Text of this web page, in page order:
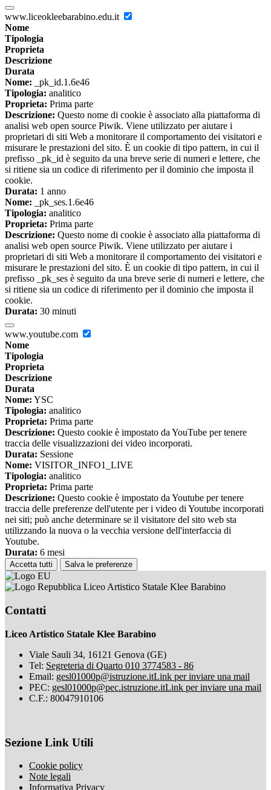
www.liceokleebarabino.edu.it
Nome
Tipologia
Proprieta
Descrizione
Durata
Nome: _pk_id.1.6e46
Tipologia: analitico
Proprieta: Prima parte
Descrizione: Questo nome di cookie è associato alla piattaforma di
analisi web open source Piwik. Viene utilizzato per aiutare i
proprietari di siti Web a monitorare il comportamento dei visitatori e
misurare le prestazioni del sito. È un cookie di tipo pattern, in cui il
prefisso _pk_id è seguito da una breve serie di numeri e lettere, che
si ritiene sia un codice di riferimento per il dominio che imposta il
cookie.
Durata: 1 anno
Nome: _pk_ses.1.6e46
Tipologia: analitico
Proprieta: Prima parte
Descrizione: Questo nome di cookie è associato alla piattaforma di
analisi web open source Piwik. Viene utilizzato per aiutare i
proprietari di siti Web a monitorare il comportamento dei visitatori e
misurare le prestazioni del sito. È un cookie di tipo pattern, in cui il
prefisso _pk_ses è seguito da una breve serie di numeri e lettere, che
si ritiene sia un codice di riferimento per il dominio che imposta il
cookie.
Durata: 30 minuti
www.youtube.com
Nome
Tipologia
Proprieta
Descrizione
Durata
Nome: YSC
Tipologia: analitico
Proprieta: Prima parte
Descrizione: Questo cookie è impostato da YouTube per tenere
traccia delle visualizzazioni dei video incorporati.
Durata: Sessione
Nome: VISITOR_INFO1_LIVE
Tipologia: analitico
Proprieta: Prima parte
Descrizione: Questo cookie è impostato da Youtube per tenere
traccia delle preferenze dell'utente per i video di Youtube incorporati
nei siti; può anche determinare se il visitatore del sito web sta
utilizzando la nuova o la vecchia versione dell'interfaccia di
Youtube.
Durata: 6 mesi
Accetta tutti Salva le preferenze
Liceo Artistico Statale Klee Barabino
Contatti
Liceo Artistico Statale Klee Barabino
Viale Sauli 34, 16121 Genova (GE)
Tel: Segreteria di Quarto 010 3774583 - 86
Email: gesl01000p@istruzione.itLink per inviare una mail
PEC: gesl01000p@pec.istruzione.itLink per inviare una mail
C.F.: 80047910106
Sezione Link Utili
Cookie policy
Note legali
Informativa Privacy